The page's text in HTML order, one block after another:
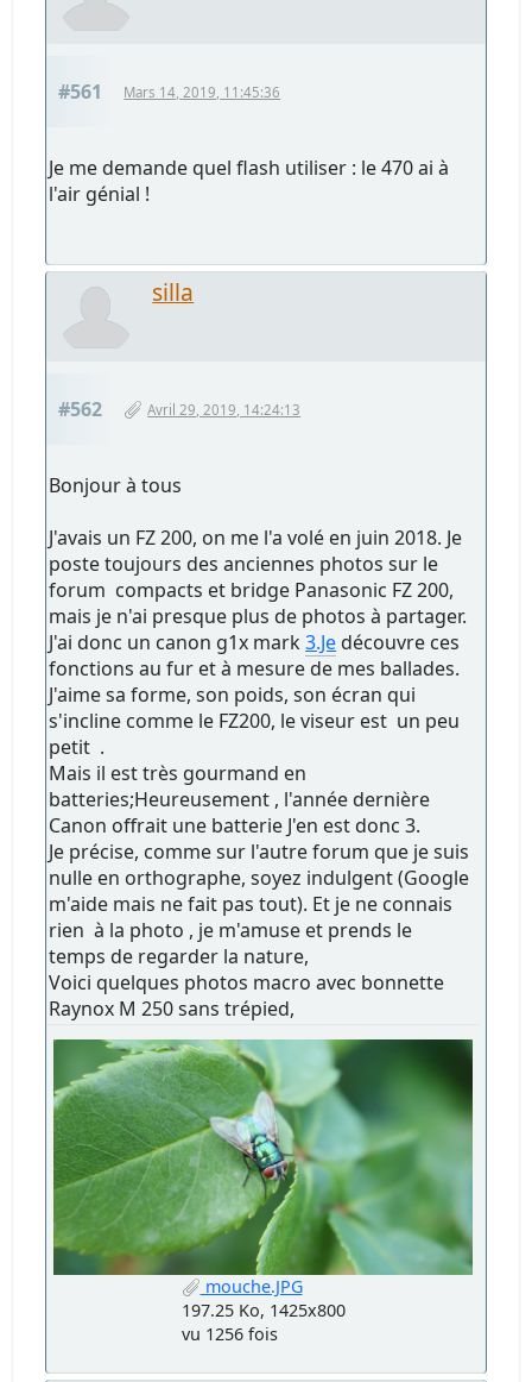
#561 Mars 14, 2019, 11:45:36
Je me demande quel flash utiliser : le 470 ai à
l'air génial !
silla
#562 Avril 29, 2019, 14:24:13
Bonjour à tous
J'avais un FZ 200, on me l'a volé en juin 2018. Je
poste toujours des anciennes photos sur le
forum compacts et bridge Panasonic FZ 200,
mais je n'ai presque plus de photos à partager.
J'ai donc un canon g1x mark3.Je découvre ces
fonctions au fur et à mesure de mes ballades.
J'aime sa forme, son poids, son écran qui
s'incline comme le FZ200, le viseur est un peu
petit .
Mais il est très gourmand en
batteries;Heureusement , l'année dernière
Canon offrait une batterie J'en est donc 3.
Je précise, comme sur l'autre forum que je suis
nulle en orthographe, soyez indulgent (Google
m'aide mais ne fait pas tout). Et je ne connais
rien à la photo , je m'amuse et prends le
temps de regarder la nature,
Voici quelques photos macro avec bonnette
Raynox M 250 sans trépied,
mouche.JPG
197.25 Ko, 1425x800
vu 1256 fois